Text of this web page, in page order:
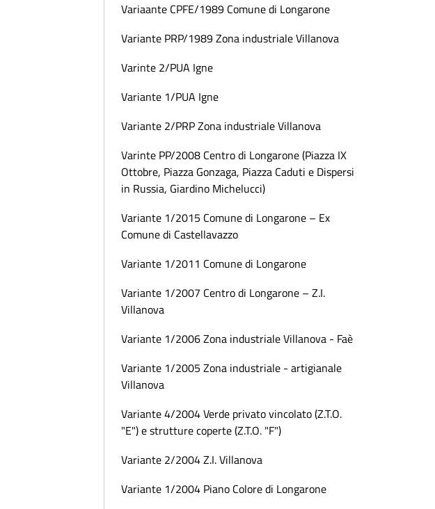
Variaante CPFE/1989 Comune di Longarone
Variante PRP/1989 Zona industriale Villanova
Varinte 2/PUA Igne
Variante 1/PUA Igne
Variante 2/PRP Zona industriale Villanova
Varinte PP/2008 Centro di Longarone (Piazza IX
Ottobre, Piazza Gonzaga, Piazza Caduti e Dispersi
in Russia, Giardino Michelucci)
Variante 1/2015 Comune di Longarone – Ex
Comune di Castellavazzo
Variante 1/2011 Comune di Longarone
Variante 1/2007 Centro di Longarone – Z.I.
Villanova
Variante 1/2006 Zona industriale Villanova - Faè
Variante 1/2005 Zona industriale - artigianale
Villanova
Variante 4/2004 Verde privato vincolato (Z.T.O.
"E") e strutture coperte (Z.T.O. "F")
Variante 2/2004 Z.I. Villanova
Variante 1/2004 Piano Colore di Longarone